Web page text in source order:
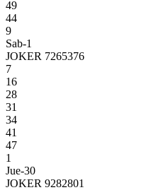
49
44
9
Sab-1
JOKER 7265376
7
16
28
31
34
41
47
1
Jue-30
JOKER 9282801